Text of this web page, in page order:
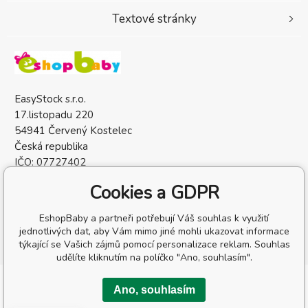
EasyStock s.r.o.
17.listopadu 220
54941 Červený Kostelec
Česká republika
IČO: 07727402
Textové stránky
Copyright © 2026 EasyStock s.r.o.
Všechna práva vyhrazena.
Cookies a GDPR
EshopBaby a partneři potřebují Váš souhlas k využití
jednotlivých dat, aby Vám mimo jiné mohli ukazovat informace
týkající se Vašich zájmů pomocí personalizace reklam. Souhlas
udělíte kliknutím na políčko "Ano, souhlasím".
Ano, souhlasím